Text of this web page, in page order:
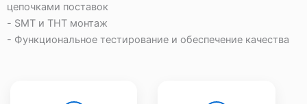
цепочками поставок
- SMT и THT монтаж
- Функциональное тестирование и обеспечение качества